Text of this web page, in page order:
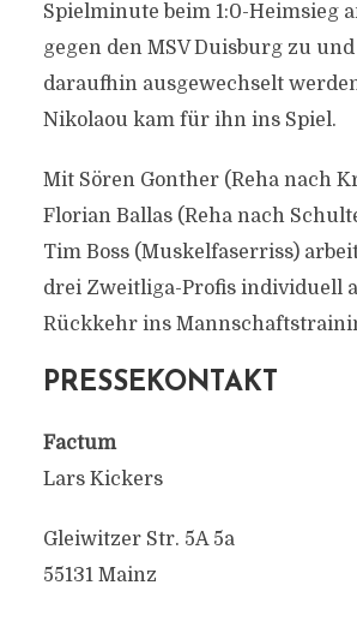
Spielminute beim 1:0-Heimsieg
gegen den MSV Duisburg zu
daraufhin ausgewechselt
Nikolaou kam für ihn ins Spiel.
Mit Sören Gonther (Reha nach
Florian Ballas (Reha nach
Tim Boss (Muskelfaserriss)
drei Zweitliga-Profis individuell
Rückkehr ins
PRESSEKONTAKT
Factum
Lars Kickers
Gleiwitzer Str. 5A 5a
55131 Mainz